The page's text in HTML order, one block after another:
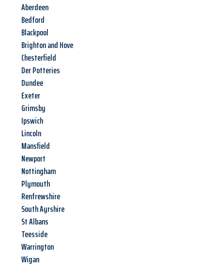
Aberdeen
Bedford
Blackpool
Brighton and Hove
Chesterfield
Der Potteries
Dundee
Exeter
Grimsby
Ipswich
Lincoln
Mansfield
Newport
Nottingham
Plymouth
Renfrewshire
South Ayrshire
St Albans
Teesside
Warrington
Wigan